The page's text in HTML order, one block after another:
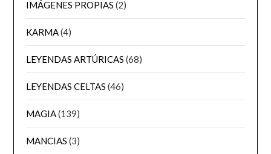
IMÁGENES PROPIAS (2)
KARMA(4)
LEYENDAS ARTÚRICAS (68)
LEYENDAS CELTAS (46)
MAGIA(139)
MANCIAS (3)